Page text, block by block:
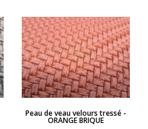
APERÇU RAPIDE
Peau de veau velours tressé -
ORANGE BRIQUE